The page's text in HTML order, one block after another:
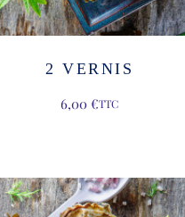
2 VERNIS
6,00€TTC